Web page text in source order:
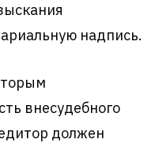
надпись.
внесудебного
должен